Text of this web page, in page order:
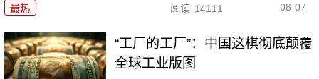
最热 阅读 14111 08-07
“工厂的工厂”：中国这棋彻底颠覆
全球工业版图